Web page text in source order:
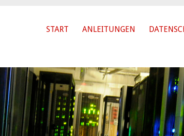
START ANLEITUNGEN